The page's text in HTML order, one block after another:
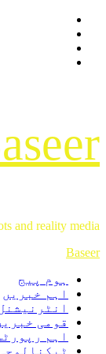
Skip
content
and reality media
Primary
Baseer
ہوم پیج
اہم خبریں
قومی
اہم